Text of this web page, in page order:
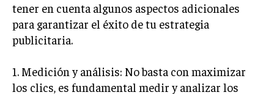
E-COMMERCE
E-COMMERCE Y COMERCIO ELECTRÓNICO
PRECIOS
GESTIÓN DE CRISIS EMPRESARIALES
tener en cuenta algunos aspectos adicionales
para garantizar el éxito de tu estrategia
publicitaria.
1. Medición y análisis: No basta con maximizar
los clics, es fundamental medir y analizar los